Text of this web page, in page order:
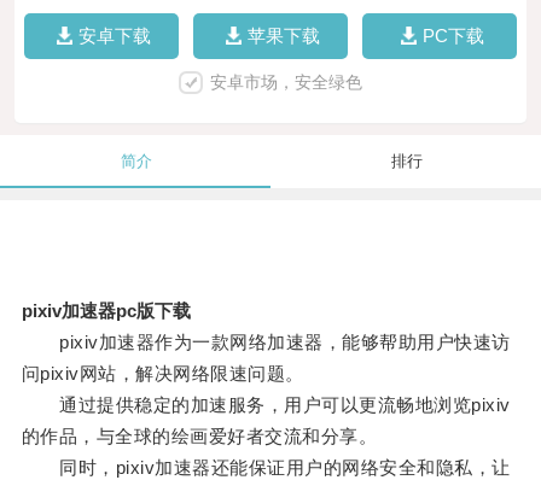
安卓下载 苹果下载 PC下载
安卓市场，安全绿色
简介 排行
pixiv加速器pc版下载
pixiv加速器作为一款网络加速器，能够帮助用户快速访
问pixiv网站，解决网络限速问题。
通过提供稳定的加速服务，用户可以更流畅地浏览pixiv
的作品，与全球的绘画爱好者交流和分享。
同时，pixiv加速器还能保证用户的网络安全和隐私，让